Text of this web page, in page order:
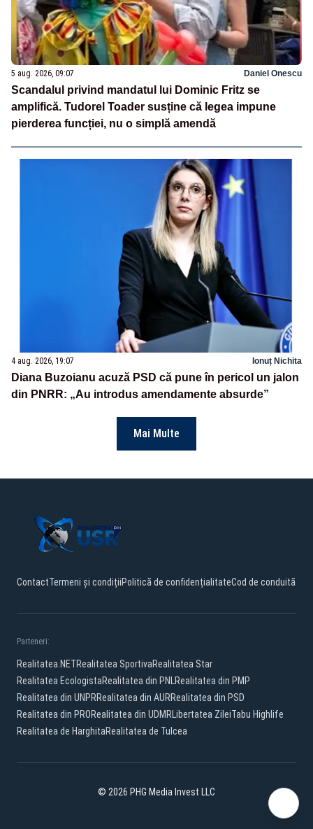
5 aug. 2026, 09:07 Daniel Onescu
Scandalul privind mandatul lui Dominic Fritz se
amplifică. Tudorel Toader susține că legea impune
pierderea funcției, nu o simplă amendă
4 aug. 2026, 19:07 Ionuț Nichita
Diana Buzoianu acuză PSD că pune în pericol un jalon
din PNRR: „Au introdus amendamente absurde”
Mai Multe
ContactTermeni și condițiiPolitică de confidențialitateCod de conduită
Parteneri:
Realitatea.NETRealitatea SportivaRealitatea Star
Realitatea EcologistaRealitatea din PNLRealitatea din PMP
Realitatea din UNPRRealitatea din AURRealitatea din PSD
Realitatea din PRORealitatea din UDMRLibertatea ZileiTabu Highlife
Realitatea de HarghitaRealitatea de Tulcea
© 2026 PHG Media Invest LLC